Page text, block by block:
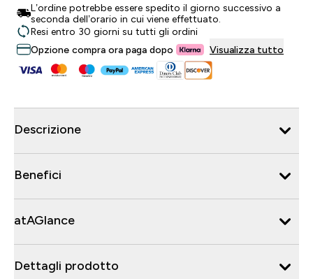
L’ordine potrebbe essere spedito il giorno successivo a
seconda dell’orario in cui viene effettuato.
Resi entro 30 giorni su tutti gli ordini
Opzione compra ora paga dopo
Visualizza tutto
Descrizione
Benefici
atAGlance
Dettagli prodotto